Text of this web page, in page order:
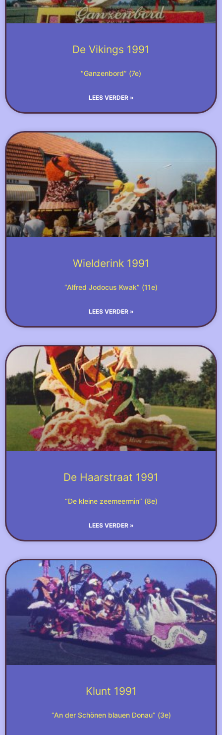
De Vikings 1991
“Ganzenbord” (7e)
LEES VERDER »
Wielderink 1991
“Alfred Jodocus Kwak” (11e)
LEES VERDER »
De Haarstraat 1991
“De kleine zeemeermin” (8e)
LEES VERDER »
Klunt 1991
“An der Schönen blauen Donau” (3e)